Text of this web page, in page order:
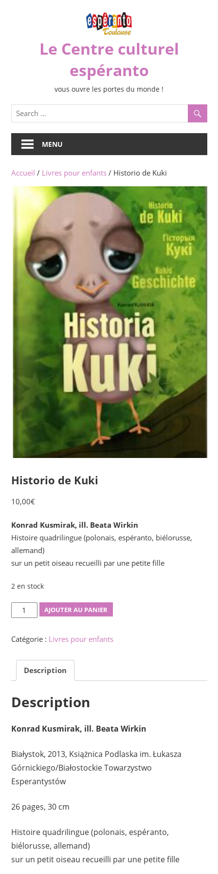
Le Centre culturel
espéranto
vous ouvre les portes du monde !
MENU
Accueil / Livres pour enfants/ Historio de Kuki
Historio de Kuki
10,00€
Konrad Kusmirak, ill. Beata Wirkin
Histoire quadrilingue (polonais, espéranto, biélorusse,
allemand)
sur un petit oiseau recueilli par une petite fille
2 en stock
quantité
de
Kuki
AJOUTER AU PANIER
Catégorie : Livres pour enfants
Description
Description
Konrad Kusmirak, ill. Beata Wirkin
Białystok, 2013, Książnica Podlaska im. Łukasza
Górnickiego/Białostockie Towarzystwo
Esperantystów
26 pages, 30 cm
Histoire quadrilingue (polonais, espéranto,
biélorusse, allemand)
sur un petit oiseau recueilli par une petite fille